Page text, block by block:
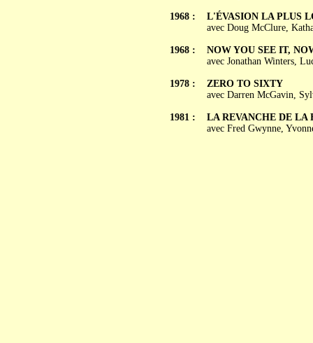
1968 :
1968 :
1978 :
1981 :
L'ÉVASION LA PLUS
avec Doug McClure,
NOW YOU SEE IT,
avec Jonathan Winters,
ZERO TO SIXTY
avec Darren McGavin,
LA REVANCHE DE LA
avec Fred Gwynne,